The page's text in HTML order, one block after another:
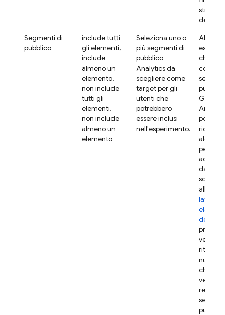
stringa
Segmenti di
pubblico
include tutti
gli elementi,
include
almeno un
elemento,
non include
tutti gli
elementi,
non include
almeno un
elemento
Seleziona uno o
più segmenti di
pubblico
Analyticsda
scegliere come
target per gli
utenti che
potrebbero
essere inclusi
nell'esperimento.
Alcuni
che
come
Google
alcuni
per
dati
sono
alla
latenza
dei dati
ritardo
nuovi
che in